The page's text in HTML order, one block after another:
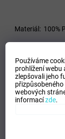
Používáme
prohlížení webu
zlepšovali jeho
webových
informacízde.
Materiál: 100%
VELIKOSTNÍ
Doplňkové
Kategorie